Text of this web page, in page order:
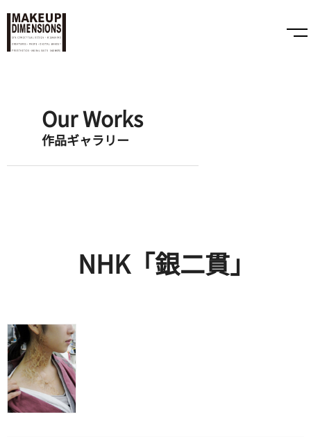
Our Works
作品ギャラリー
NHK「銀二貫」